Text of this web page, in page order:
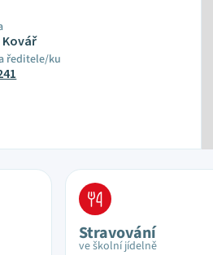
Kovář
ředitele/ku
Stravování
ve školní jídelně